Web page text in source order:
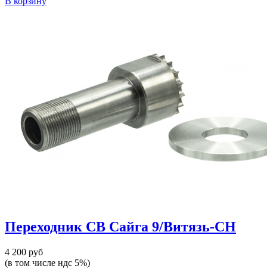
Переходник СВ Сайга 9/Витязь-СН
4 200 руб
(в том числе ндс 5%)